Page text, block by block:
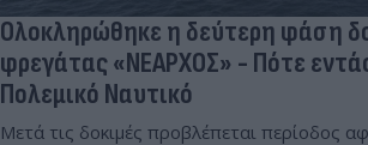
Ολοκληρώθηκε η δεύτερη φάση
φρεγάτας «ΝΕΑΡΧΟΣ» - Πότε
Πολεμικό Ναυτικό
Μετά τις δοκιμές προβλέπεται περίοδος